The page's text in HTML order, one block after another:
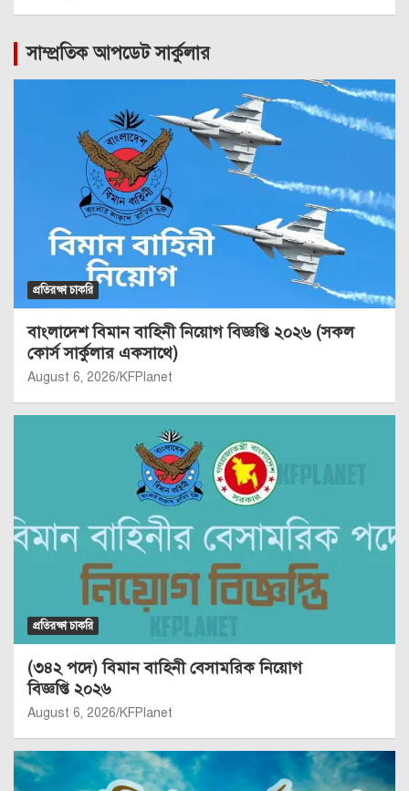
সাম্প্রতিক আপডেট সার্কুলার
প্রতিরক্ষা চাকরি
বাংলাদেশ বিমান বাহিনী নিয়োগ বিজ্ঞপ্তি ২০২৬ (সকল
কোর্স সার্কুলার একসাথে)
August 6, 2026 KFPlanet
প্রতিরক্ষা চাকরি
(৩৪২ পদে) বিমান বাহিনী বেসামরিক নিয়োগ
বিজ্ঞপ্তি ২০২৬
August 6, 2026 KFPlanet